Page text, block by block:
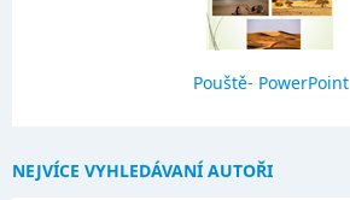
Pouště- PowerPoint
NEJVÍCE VYHLEDÁVANÍ AUTOŘI